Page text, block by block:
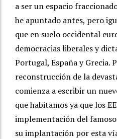
a ser un espacio
he apuntado antes, pero
que en suelo occidental
democracias liberales y
Portugal, España y Grecia.
reconstrucción de la
comienza a escribir un
que habitamos ya que los
implementación del
su implantación por esta